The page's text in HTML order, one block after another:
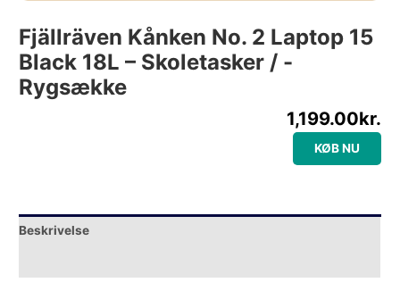
Fjällräven Kånken No. 2 Laptop 15
Black 18L – Skoletasker / -
Rygsække
1,199.00kr.
KØB NU
Beskrivelse